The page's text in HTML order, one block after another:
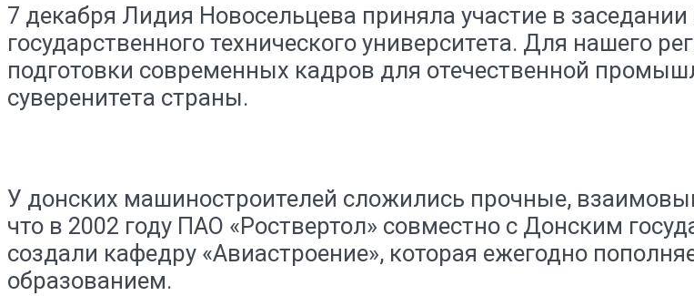
7 декабря Лидия Новосельцева приняла участие в
государственного технического университета. Для нашего
подготовки современных кадров для отечественной
суверенитета страны.
У донских машиностроителей сложились прочные,
что в 2002 году ПАО «Роствертол» совместно с Донским
создали кафедру «Авиастроение», которая ежегодно
образованием.